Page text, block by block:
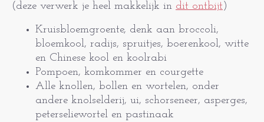
(deze verwerk je heel makkelijk in dit ontbijt )
Kruisbloemgroente, denk aan broccoli,
bloemkool, radijs, spruitjes, boerenkool, witte
en Chinese kool en koolrabi
Pompoen, komkommer en courgette
Alle knollen, bollen en wortelen, onder
andere knolselderij, ui, schorseneer, asperges,
peterseliewortel en pastinaak